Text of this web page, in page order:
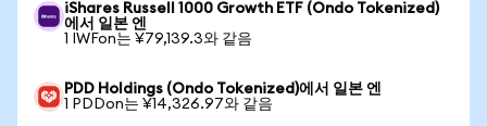
iShares Russell 1000 Growth ETF (Ondo Tokenized)
에서 일본 엔
1 IWFon는 ¥79,139.3와 같음
PDD Holdings (Ondo Tokenized)에서 일본 엔
1 PDDon는 ¥14,326.97와 같음